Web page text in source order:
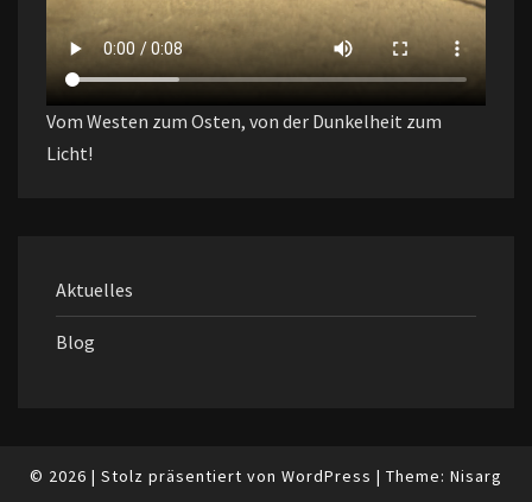
Vom Westen zum Osten, von der Dunkelheit zum
Licht!
Aktuelles
Blog
© 2026 | Stolz präsentiert von WordPress | Theme: Nisarg